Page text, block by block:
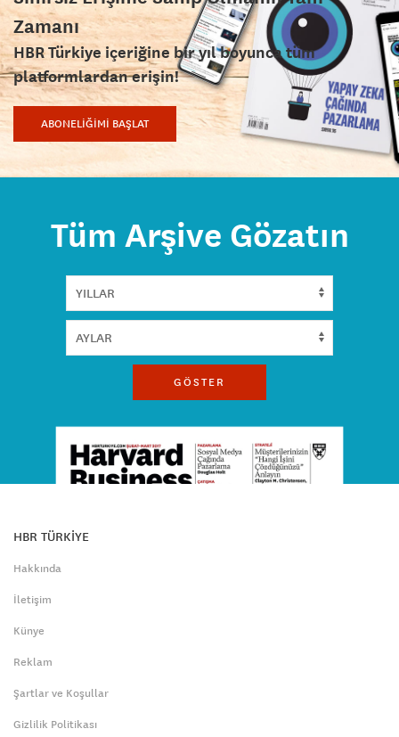
Zamanı
HBR Türkiye içeriğine bir yıl boyunca tüm
platformlardan erişin!
ABONELİĞİMİ BAŞLAT
Tüm Arşive Gözatın
GÖSTER
HBR TÜRKİYE
Hakkında
İletişim
Künye
Reklam
Şartlar ve Koşullar
Gizlilik Politikası